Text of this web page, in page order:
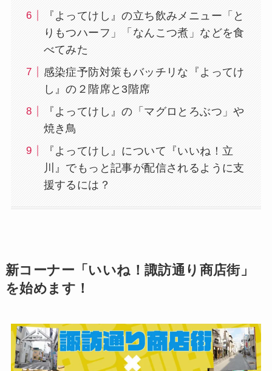
『よってけし』の立ち飲みメニュー「と
りもつハーフ」「なんこつ煮」などを食
べてみた
感染症予防対策もバッチリな『よってけ
し』の２階席と3階席
『よってけし』の「マグロとろぶつ」や
焼き鳥
『よってけし』について『いいね！立
川』でもっと記事が配信されるように支
援するには？
新コーナー「いいね！諏訪通り商店街」
を始めます！